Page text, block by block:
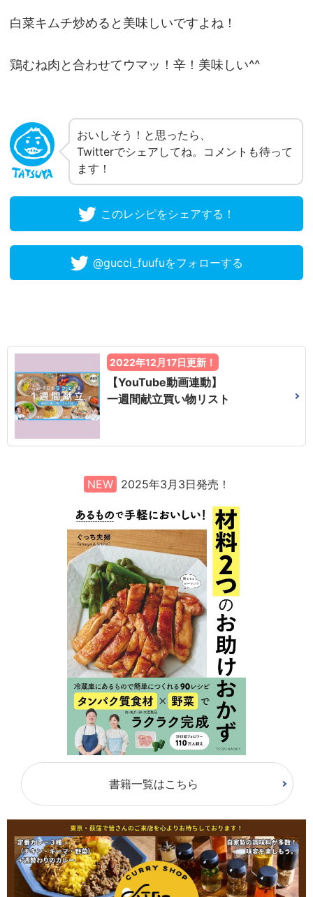
白菜キムチ炒めると美味しいですよね！
鶏むね肉と合わせてウマッ！辛！美味しい^^
おいしそう！と思ったら、
Twitterでシェアしてね。コメントも待って
ます！
このレシピをシェアする！
@gucci_fuufuをフォローする
2022年12月17日更新！
【YouTube動画連動】
一週間献立買い物リスト
NEW 2025年3月3日発売！
書籍一覧はこちら